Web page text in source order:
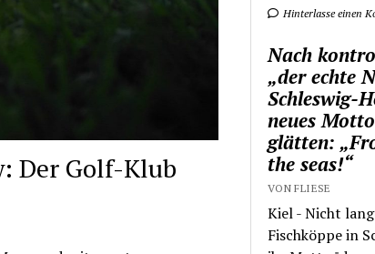
Der Golf-Klub
Hinterlasse einen
Nach
„der echte
Schleswig-
neues
glätten:
the seas!“
VON FLIESE
Kiel - Nicht
Fischköppe in